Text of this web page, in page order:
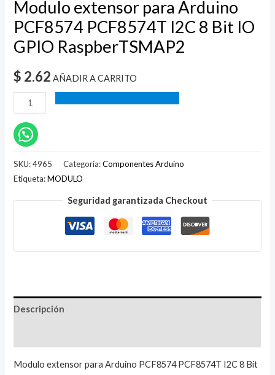
Modulo extensor para Arduino
PCF8574 PCF8574T I2C 8 Bit IO
GPIO RaspberTSMAP2
$ 2.62 AÑADIR A CARRITO
SKU:4965 Categoría:Componentes Arduino
Etiqueta:MODULO
Seguridad garantizada Checkout
Descripción
Modulo extensor para Arduino PCF8574 PCF8574T I2C 8 Bit